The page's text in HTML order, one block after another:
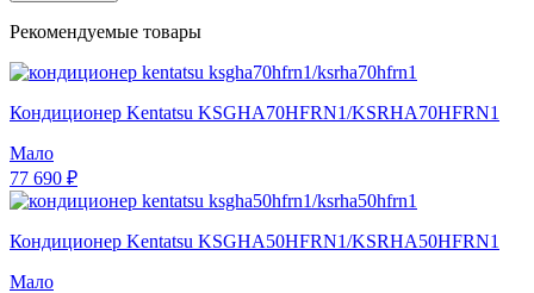
Рекомендуемые товары
Кондиционер Kentatsu KSGHA70HFRN1/KSRHA70HFRN1
Мало
77 690 ₽
Кондиционер Kentatsu KSGHA50HFRN1/KSRHA50HFRN1
Мало